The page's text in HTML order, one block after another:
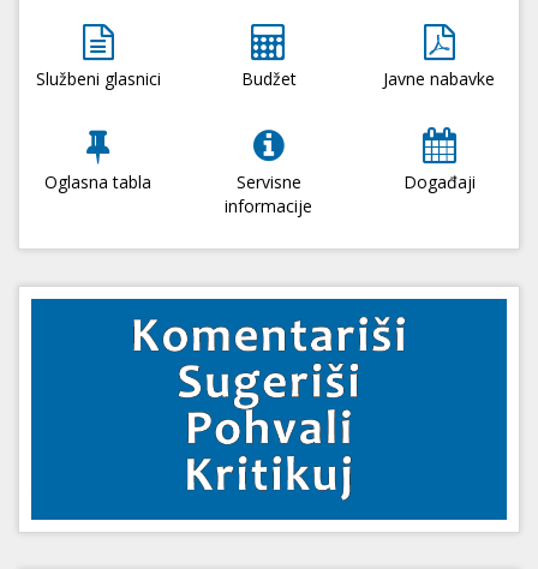
Službeni glasnici Budžet Javne nabavke
Oglasna tabla
Servisne
informacije
Događaji